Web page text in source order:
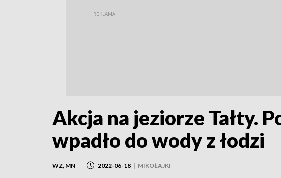
Akcja na jeziorze Tałty.
wpadło do wody z łodzi
WZ, MN 2022-06-18 | MIKOŁAJKI